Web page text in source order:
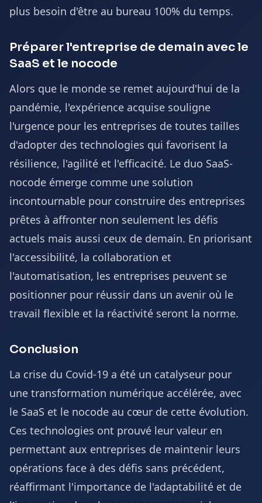
plus besoin d'être au bureau 100% du temps.
Préparer l'entreprise de demain avec le
SaaS et le nocode
Alors que le monde se remet aujourd'hui de la
pandémie, l'expérience acquise souligne
l'urgence pour les entreprises de toutes tailles
d'adopter des technologies qui favorisent la
résilience, l'agilité et l'efficacité. Le duo SaaS-
nocode émerge comme une solution
incontournable pour construire des entreprises
prêtes à affronter non seulement les défis
actuels mais aussi ceux de demain. En priorisant
l'accessibilité, la collaboration et
l'automatisation, les entreprises peuvent se
positionner pour réussir dans un avenir où le
travail flexible et la réactivité seront la norme.
Conclusion
La crise du Covid-19 a été un catalyseur pour
une transformation numérique accélérée, avec
le SaaS et le nocode au cœur de cette évolution.
Ces technologies ont prouvé leur valeur en
permettant aux entreprises de maintenir leurs
opérations face à des défis sans précédent,
réaffirmant l'importance de l'adaptabilité et de